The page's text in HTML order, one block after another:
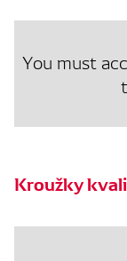
You must
Kroužky